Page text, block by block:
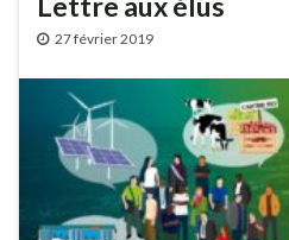
27 février 2019